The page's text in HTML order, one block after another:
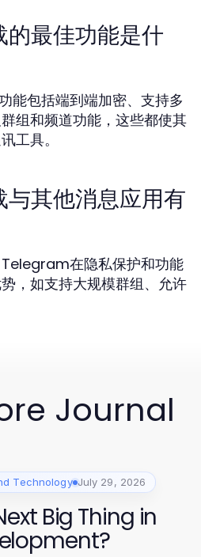
最佳功能是什
能包括端到端加密、支持多
组和频道功能，这些都使其
工具。
其他消息应用有
在隐私保护和功能
，如支持大规模群组、允许
Journal
Technology July 29, 2026
Big Thing in